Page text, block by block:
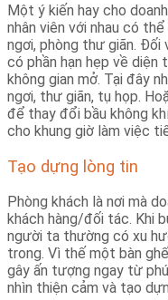
Một ý kiến hay cho
nhân viên với nhau có
ngơi, phòng thư giãn. Đối
có phần hạn hẹp về
không gian mở. Tại đây
ngơi, thư giãn, tụ họp.
để thay đổi bầu không
cho khung giờ làm việc
Tạo dựng lòng tin
Phòng khách là nơi mà
khách hàng/đối tác. Khi
người ta thường có xu
trong. Vì thế một bàn
gây ấn tượng ngay từ
nhìn thiện cảm và tạo